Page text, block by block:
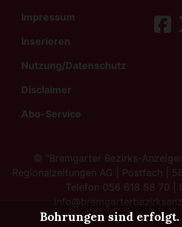
Bohrungen sind erfolgt.
Impressum
Inserieren
Nutzung/Datenschutz
Disclaimer
Abo-Service
© "Bremgarter Bezirks-
Regionalzeitungen AG | Postfach |
Telefon 056 618 58 70 |